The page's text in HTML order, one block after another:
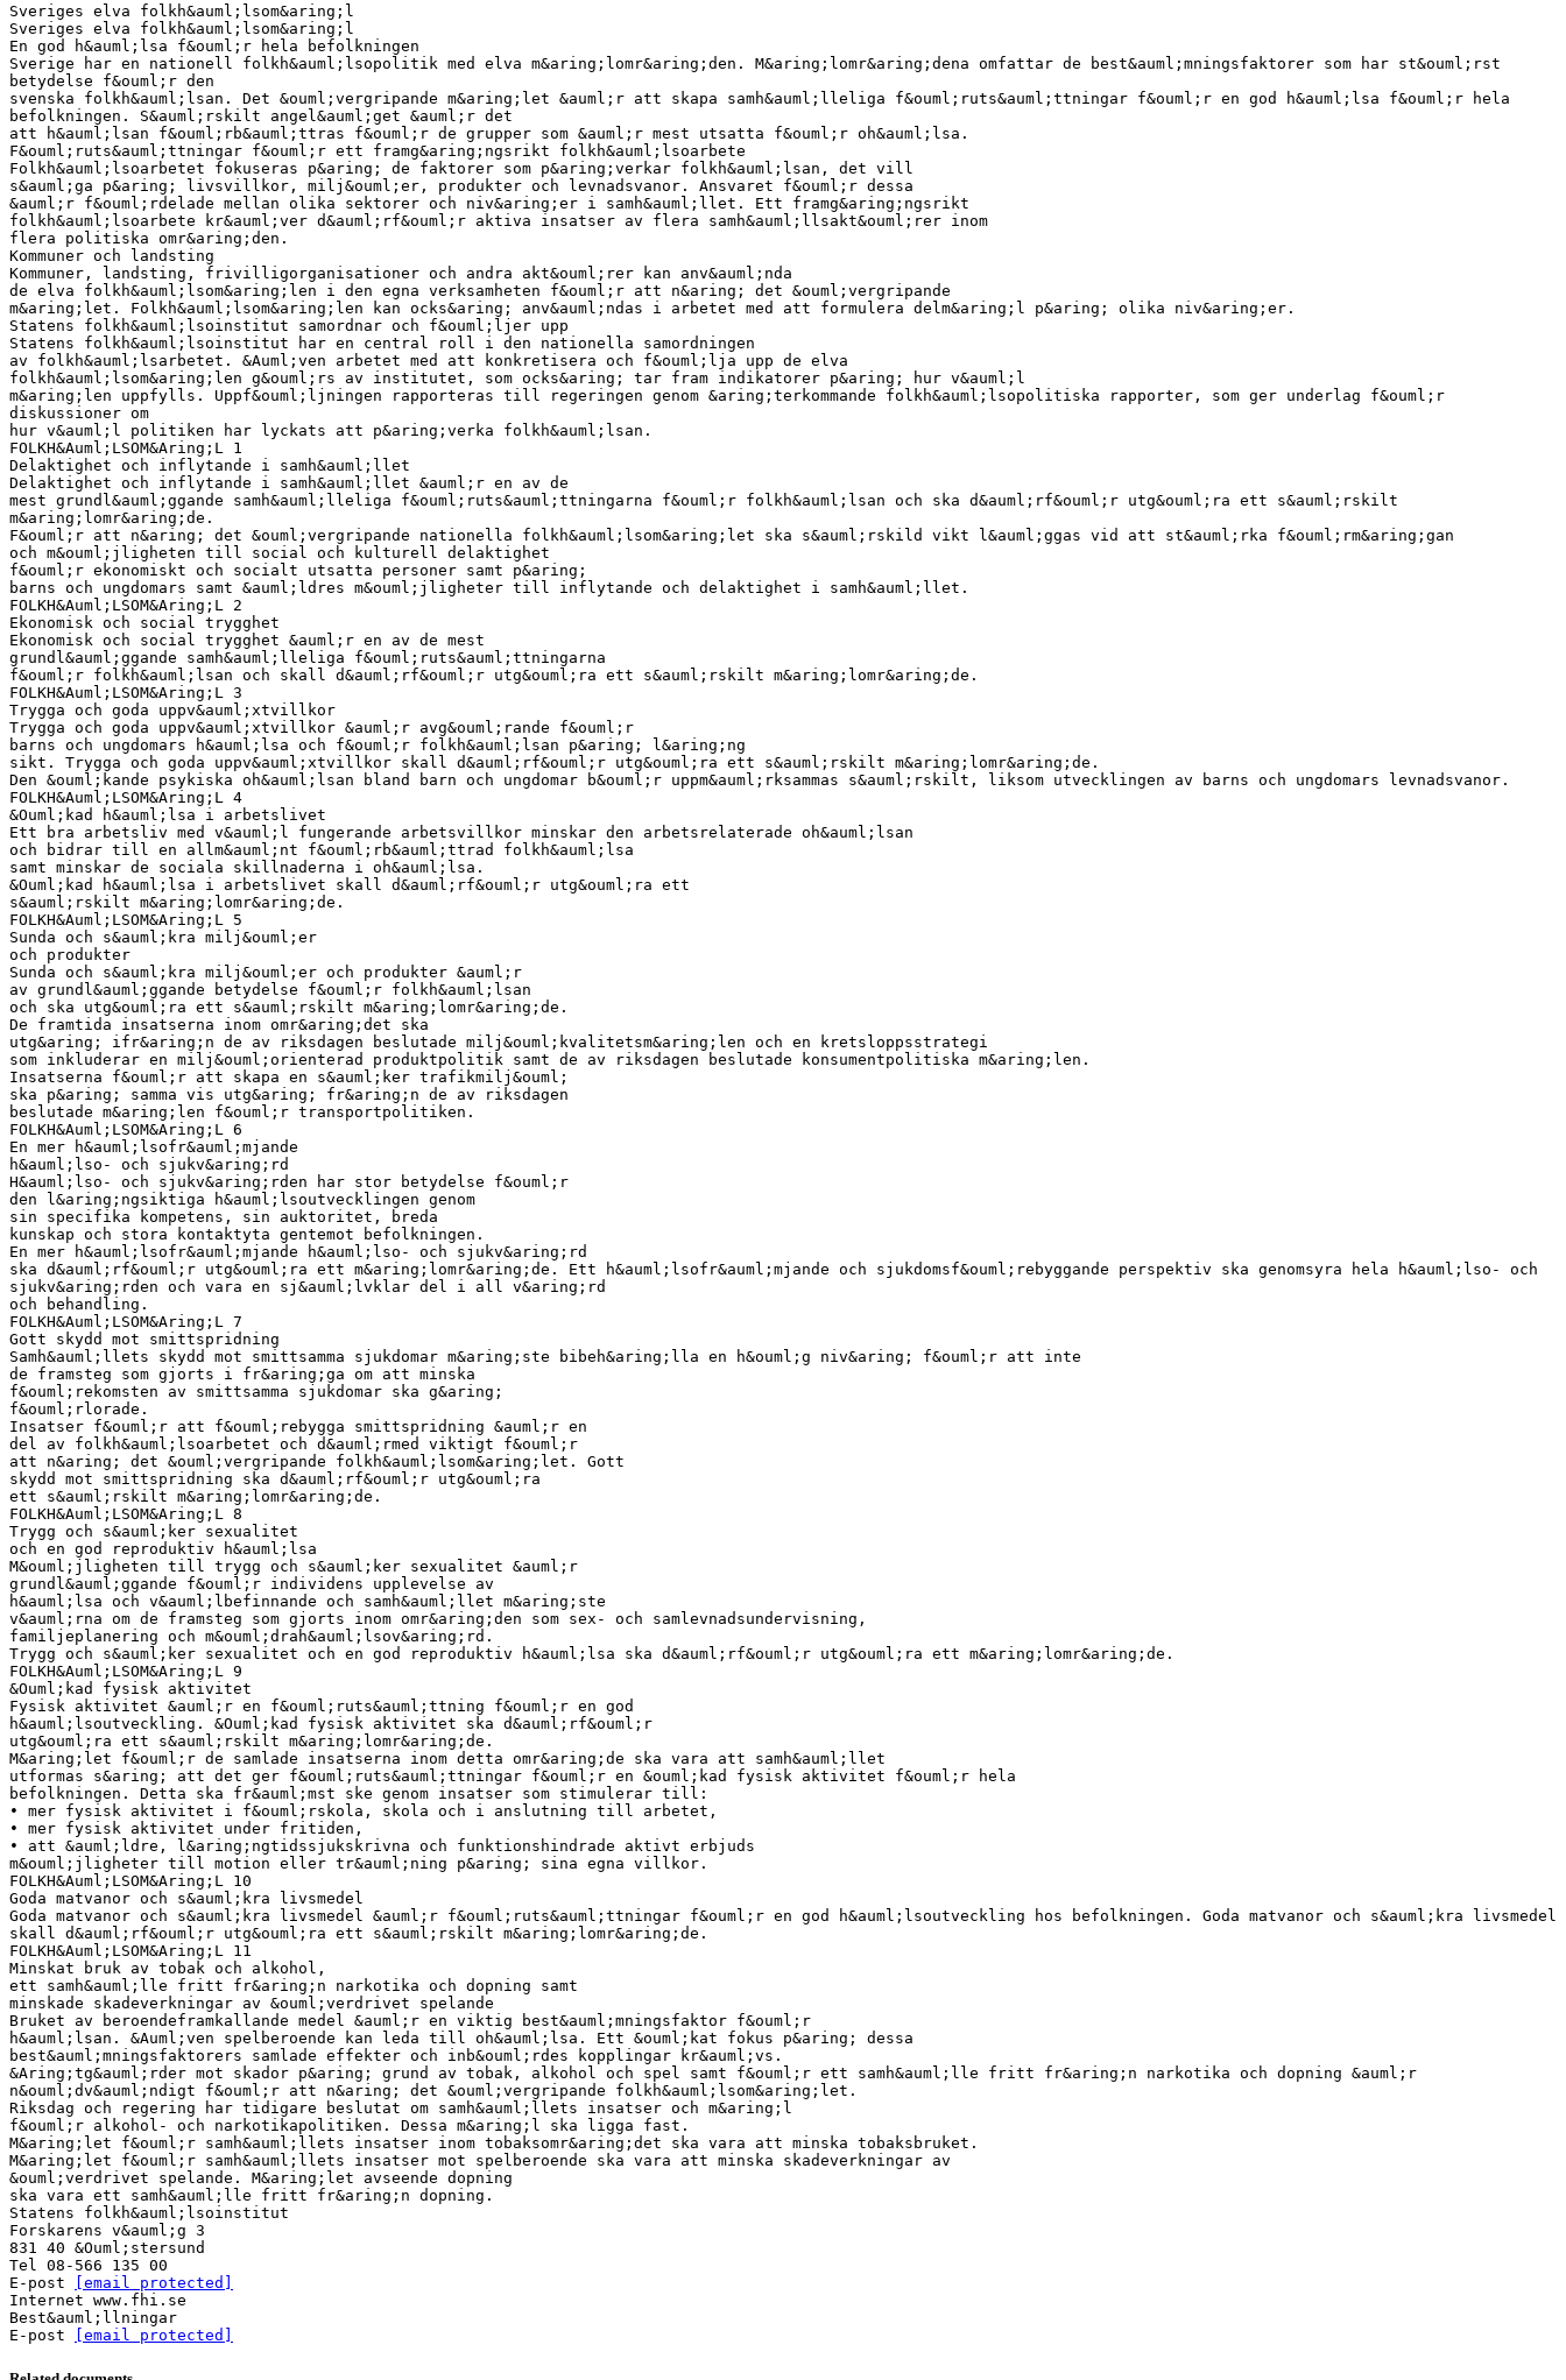
Sveriges elva folkh&auml;lsom&aring;l
Sveriges elva folkh&auml;lsom&aring;l
En god h&auml;lsa f&ouml;r hela befolkningen
Sverige har en nationell folkh&auml;lsopolitik med elva m&aring;lomr&aring;den. M&aring;lomr&aring;dena omfattar de best&auml;mningsfaktorer som har st&ouml;rst
betydelse f&ouml;r den
svenska folkh&auml;lsan. Det &ouml;vergripande m&aring;let &auml;r att skapa samh&auml;lleliga f&ouml;ruts&auml;ttningar f&ouml;r en god h&auml;lsa f&ouml;r hela
befolkningen. S&auml;rskilt angel&auml;get &auml;r det
att h&auml;lsan f&ouml;rb&auml;ttras f&ouml;r de grupper som &auml;r mest utsatta f&ouml;r oh&auml;lsa.
F&ouml;ruts&auml;ttningar f&ouml;r ett framg&aring;ngsrikt folkh&auml;lsoarbete
Folkh&auml;lsoarbetet fokuseras p&aring; de faktorer som p&aring;verkar folkh&auml;lsan, det vill
s&auml;ga p&aring; livsvillkor, milj&ouml;er, produkter och levnadsvanor. Ansvaret f&ouml;r dessa
&auml;r f&ouml;rdelade mellan olika sektorer och niv&aring;er i samh&auml;llet. Ett framg&aring;ngsrikt
folkh&auml;lsoarbete kr&auml;ver d&auml;rf&ouml;r aktiva insatser av flera samh&auml;llsakt&ouml;rer inom
flera politiska omr&aring;den.
Kommuner och landsting
Kommuner, landsting, frivilligorganisationer och andra akt&ouml;rer kan anv&auml;nda
de elva folkh&auml;lsom&aring;len i den egna verksamheten f&ouml;r att n&aring; det &ouml;vergripande
m&aring;let. Folkh&auml;lsom&aring;len kan ocks&aring; anv&auml;ndas i arbetet med att formulera delm&aring;l p&aring; olika niv&aring;er.
Statens folkh&auml;lsoinstitut samordnar och f&ouml;ljer upp
Statens folkh&auml;lsoinstitut har en central roll i den nationella samordningen
av folkh&auml;lsarbetet. &Auml;ven arbetet med att konkretisera och f&ouml;lja upp de elva
folkh&auml;lsom&aring;len g&ouml;rs av institutet, som ocks&aring; tar fram indikatorer p&aring; hur v&auml;l
m&aring;len uppfylls. Uppf&ouml;ljningen rapporteras till regeringen genom &aring;terkommande folkh&auml;lsopolitiska rapporter, som ger underlag f&ouml;r
diskussioner om
hur v&auml;l politiken har lyckats att p&aring;verka folkh&auml;lsan.
FOLKH&Auml;LSOM&Aring;L 1
Delaktighet och inflytande i samh&auml;llet
Delaktighet och inflytande i samh&auml;llet &auml;r en av de
mest grundl&auml;ggande samh&auml;lleliga f&ouml;ruts&auml;ttningarna f&ouml;r folkh&auml;lsan och ska d&auml;rf&ouml;r utg&ouml;ra ett s&auml;rskilt
m&aring;lomr&aring;de.
F&ouml;r att n&aring; det &ouml;vergripande nationella folkh&auml;lsom&aring;let ska s&auml;rskild vikt l&auml;ggas vid att st&auml;rka f&ouml;rm&aring;gan
och m&ouml;jligheten till social och kulturell delaktighet
f&ouml;r ekonomiskt och socialt utsatta personer samt p&aring;
barns och ungdomars samt &auml;ldres m&ouml;jligheter till inflytande och delaktighet i samh&auml;llet.
FOLKH&Auml;LSOM&Aring;L 2
Ekonomisk och social trygghet
Ekonomisk och social trygghet &auml;r en av de mest
grundl&auml;ggande samh&auml;lleliga f&ouml;ruts&auml;ttningarna
f&ouml;r folkh&auml;lsan och skall d&auml;rf&ouml;r utg&ouml;ra ett s&auml;rskilt m&aring;lomr&aring;de.
FOLKH&Auml;LSOM&Aring;L 3
Trygga och goda uppv&auml;xtvillkor
Trygga och goda uppv&auml;xtvillkor &auml;r avg&ouml;rande f&ouml;r
barns och ungdomars h&auml;lsa och f&ouml;r folkh&auml;lsan p&aring; l&aring;ng
sikt. Trygga och goda uppv&auml;xtvillkor skall d&auml;rf&ouml;r utg&ouml;ra ett s&auml;rskilt m&aring;lomr&aring;de.
Den &ouml;kande psykiska oh&auml;lsan bland barn och ungdomar b&ouml;r uppm&auml;rksammas s&auml;rskilt, liksom utvecklingen av barns och ungdomars levnadsvanor.
FOLKH&Auml;LSOM&Aring;L 4
&Ouml;kad h&auml;lsa i arbetslivet
Ett bra arbetsliv med v&auml;l fungerande arbetsvillkor minskar den arbetsrelaterade oh&auml;lsan
och bidrar till en allm&auml;nt f&ouml;rb&auml;ttrad folkh&auml;lsa
samt minskar de sociala skillnaderna i oh&auml;lsa.
&Ouml;kad h&auml;lsa i arbetslivet skall d&auml;rf&ouml;r utg&ouml;ra ett
s&auml;rskilt m&aring;lomr&aring;de.
FOLKH&Auml;LSOM&Aring;L 5
Sunda och s&auml;kra milj&ouml;er
och produkter
Sunda och s&auml;kra milj&ouml;er och produkter &auml;r
av grundl&auml;ggande betydelse f&ouml;r folkh&auml;lsan
och ska utg&ouml;ra ett s&auml;rskilt m&aring;lomr&aring;de.
De framtida insatserna inom omr&aring;det ska
utg&aring; ifr&aring;n de av riksdagen beslutade milj&ouml;kvalitetsm&aring;len och en kretsloppsstrategi
som inkluderar en milj&ouml;orienterad produktpolitik samt de av riksdagen beslutade konsumentpolitiska m&aring;len.
Insatserna f&ouml;r att skapa en s&auml;ker trafikmilj&ouml;
ska p&aring; samma vis utg&aring; fr&aring;n de av riksdagen
beslutade m&aring;len f&ouml;r transportpolitiken.
FOLKH&Auml;LSOM&Aring;L 6
En mer h&auml;lsofr&auml;mjande
h&auml;lso- och sjukv&aring;rd
H&auml;lso- och sjukv&aring;rden har stor betydelse f&ouml;r
den l&aring;ngsiktiga h&auml;lsoutvecklingen genom
sin specifika kompetens, sin auktoritet, breda
kunskap och stora kontaktyta gentemot befolkningen.
En mer h&auml;lsofr&auml;mjande h&auml;lso- och sjukv&aring;rd
ska d&auml;rf&ouml;r utg&ouml;ra ett m&aring;lomr&aring;de. Ett h&auml;lsofr&auml;mjande och sjukdomsf&ouml;rebyggande perspektiv ska genomsyra hela h&auml;lso- och
sjukv&aring;rden och vara en sj&auml;lvklar del i all v&aring;rd
och behandling.
FOLKH&Auml;LSOM&Aring;L 7
Gott skydd mot smittspridning
Samh&auml;llets skydd mot smittsamma sjukdomar m&aring;ste bibeh&aring;lla en h&ouml;g niv&aring; f&ouml;r att inte
de framsteg som gjorts i fr&aring;ga om att minska
f&ouml;rekomsten av smittsamma sjukdomar ska g&aring;
f&ouml;rlorade.
Insatser f&ouml;r att f&ouml;rebygga smittspridning &auml;r en
del av folkh&auml;lsoarbetet och d&auml;rmed viktigt f&ouml;r
att n&aring; det &ouml;vergripande folkh&auml;lsom&aring;let. Gott
skydd mot smittspridning ska d&auml;rf&ouml;r utg&ouml;ra
ett s&auml;rskilt m&aring;lomr&aring;de.
FOLKH&Auml;LSOM&Aring;L 8
Trygg och s&auml;ker sexualitet
och en god reproduktiv h&auml;lsa
M&ouml;jligheten till trygg och s&auml;ker sexualitet &auml;r
grundl&auml;ggande f&ouml;r individens upplevelse av
h&auml;lsa och v&auml;lbefinnande och samh&auml;llet m&aring;ste
v&auml;rna om de framsteg som gjorts inom omr&aring;den som sex- och samlevnadsundervisning,
familjeplanering och m&ouml;drah&auml;lsov&aring;rd.
Trygg och s&auml;ker sexualitet och en god reproduktiv h&auml;lsa ska d&auml;rf&ouml;r utg&ouml;ra ett m&aring;lomr&aring;de.
FOLKH&Auml;LSOM&Aring;L 9
&Ouml;kad fysisk aktivitet
Fysisk aktivitet &auml;r en f&ouml;ruts&auml;ttning f&ouml;r en god
h&auml;lsoutveckling. &Ouml;kad fysisk aktivitet ska d&auml;rf&ouml;r
utg&ouml;ra ett s&auml;rskilt m&aring;lomr&aring;de.
M&aring;let f&ouml;r de samlade insatserna inom detta omr&aring;de ska vara att samh&auml;llet
utformas s&aring; att det ger f&ouml;ruts&auml;ttningar f&ouml;r en &ouml;kad fysisk aktivitet f&ouml;r hela
befolkningen. Detta ska fr&auml;mst ske genom insatser som stimulerar till:
• mer fysisk aktivitet i f&ouml;rskola, skola och i anslutning till arbetet,
• mer fysisk aktivitet under fritiden,
• att &auml;ldre, l&aring;ngtidssjukskrivna och funktionshindrade aktivt erbjuds
m&ouml;jligheter till motion eller tr&auml;ning p&aring; sina egna villkor.
FOLKH&Auml;LSOM&Aring;L 10
Goda matvanor och s&auml;kra livsmedel
Goda matvanor och s&auml;kra livsmedel &auml;r f&ouml;ruts&auml;ttningar f&ouml;r en god h&auml;lsoutveckling hos befolkningen. Goda matvanor och s&auml;kra livsmedel
skall d&auml;rf&ouml;r utg&ouml;ra ett s&auml;rskilt m&aring;lomr&aring;de.
FOLKH&Auml;LSOM&Aring;L 11
Minskat bruk av tobak och alkohol,
ett samh&auml;lle fritt fr&aring;n narkotika och dopning samt
minskade skadeverkningar av &ouml;verdrivet spelande
Bruket av beroendeframkallande medel &auml;r en viktig best&auml;mningsfaktor f&ouml;r
h&auml;lsan. &Auml;ven spelberoende kan leda till oh&auml;lsa. Ett &ouml;kat fokus p&aring; dessa
best&auml;mningsfaktorers samlade effekter och inb&ouml;rdes kopplingar kr&auml;vs.
&Aring;tg&auml;rder mot skador p&aring; grund av tobak, alkohol och spel samt f&ouml;r ett samh&auml;lle fritt fr&aring;n narkotika och dopning &auml;r
n&ouml;dv&auml;ndigt f&ouml;r att n&aring; det &ouml;vergripande folkh&auml;lsom&aring;let.
Riksdag och regering har tidigare beslutat om samh&auml;llets insatser och m&aring;l
f&ouml;r alkohol- och narkotikapolitiken. Dessa m&aring;l ska ligga fast.
M&aring;let f&ouml;r samh&auml;llets insatser inom tobaksomr&aring;det ska vara att minska tobaksbruket.
M&aring;let f&ouml;r samh&auml;llets insatser mot spelberoende ska vara att minska skadeverkningar av
&ouml;verdrivet spelande. M&aring;let avseende dopning
ska vara ett samh&auml;lle fritt fr&aring;n dopning.
Statens folkh&auml;lsoinstitut
Forskarens v&auml;g 3
831 40 &Ouml;stersund
Tel 08-566 135 00
E-post
[email protected]
Internet www.fhi.se
Best&auml;llningar
E-post
[email protected]